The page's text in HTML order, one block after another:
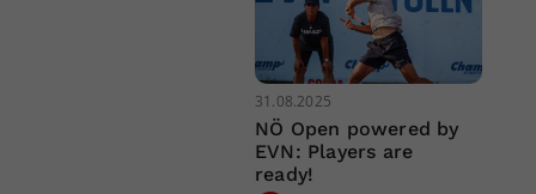
31.08.2025
NÖ Open powered by
EVN: Players are
ready!